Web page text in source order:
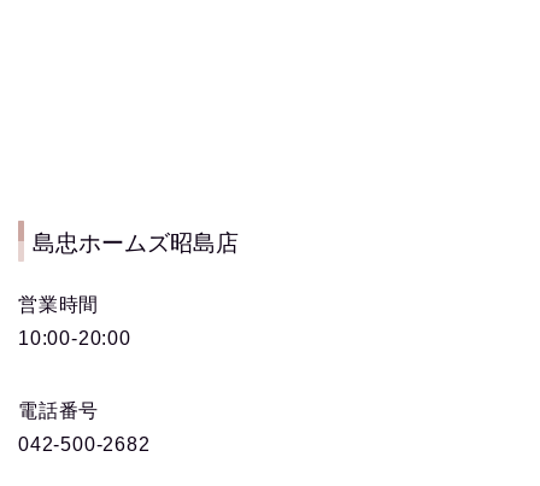
島忠ホームズ昭島店
営業時間
10:00-20:00
電話番号
042-500-2682